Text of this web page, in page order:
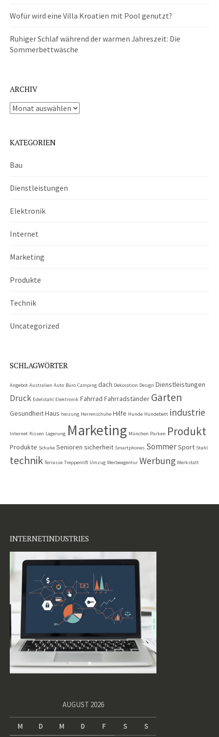
Wofür wird eine Villa Kroatien mit Pool genutzt?
Ruhiger Schlaf während der warmen Jahreszeit: Die
Sommerbettwäsche
ARCHIV
Archiv
KATEGORIEN
Bau
Dienstleistungen
Elektronik
Internet
Marketing
Produkte
Technik
Uncategorized
SCHLAGWÖRTER
Angebot Australien Auto Büro Camping dach Dekoration Design Dienstleistungen
Druck Edelstahl Elektronik Fahrrad Fahrradständer Garten
GesundheitHaus heizung Herrenschuhe Hilfe Hunde Hundebett industrie
Internet Kissen Lagerung Marketing München Parken Produkt
Produkte Schuhe Senioren sicherheit Smartphones SommerSport Stahl
technik Terrasse Treppenlift Umzug Werbeagentur Werbung Werkstatt
INTERNETINDUSTRIES
AUGUST 2026
M D M D F S S